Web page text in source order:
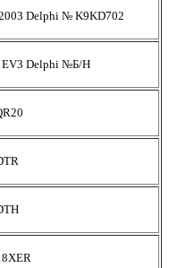
Delphi № K9KD702
EV3 Delphi №Б/Н